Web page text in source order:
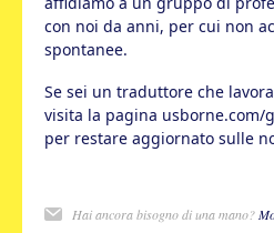
con noi da anni, per cui non
spontanee.
Se sei un traduttore che
visita la pagina usborne.com/
per restare aggiornato sulle
Hai ancora bisogno di una mano?